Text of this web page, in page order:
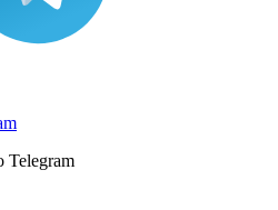
Telegram